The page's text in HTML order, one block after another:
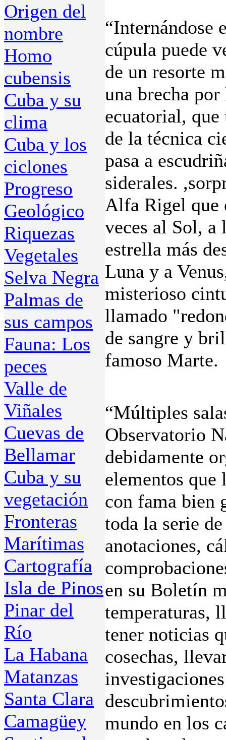
Origen del
nombre
Homo
cubensis
Cuba y su
clima
Cuba y los
ciclones
Progreso
Geológico
Riquezas
Vegetales
Selva Negra
Palmas de
sus campos
Fauna: Los
peces
Valle de
Viñales
Cuevas de
Bellamar
Cuba y su
vegetación
Fronteras
Marítimas
Cartografía
Isla de Pinos
Pinar del
Río
La Habana
Matanzas
Santa Clara
Camagüey
“Internándose
cúpula puede
de un resorte
una brecha
ecuatorial,
de la técnica
pasa a
siderales.
Alfa Rigel que
veces al Sol, a
estrella más
Luna y a
misterioso
llamado
de sangre y
famoso Marte.
“Múltiples
Observatorio
debidamente
elementos que
con fama bien
toda la serie
anotaciones,
en su Boletín
temperaturas,
tener noticias
cosechas,
mundo en los